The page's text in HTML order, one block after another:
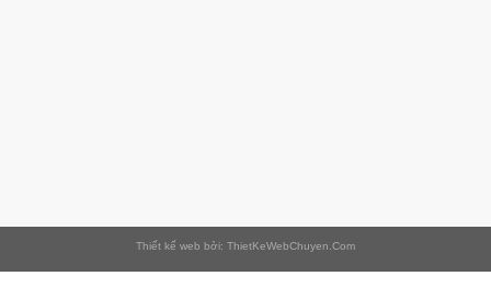
Thiết kế web bởi: ThietKeWebChuyen.Com